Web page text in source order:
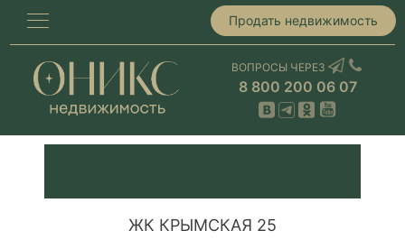
Продать недвижимость
ВОПРОСЫ ЧЕРЕЗ
8 800 200 06 07
ЖК КРЫМСКАЯ 25